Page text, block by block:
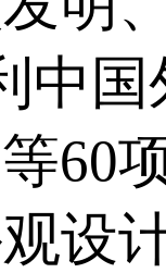
中
60
设